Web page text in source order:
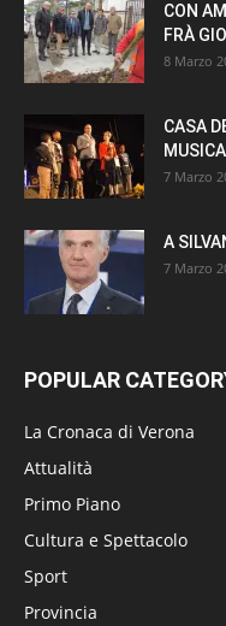
CON
FRÀ
8 Marzo
CASA
MUSICA
7 Marzo
A
7 Marzo
POPULAR
La Cronaca di Verona
Attualità
Primo Piano
Cultura e Spettacolo
Sport
Provincia